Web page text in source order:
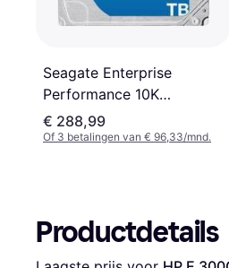
Seagate Enterprise
Performance 10K
ST1200MM0009 1.2TB
€ 288,99
Of 3 betalingen van € 96,33/mnd.
Productdetails